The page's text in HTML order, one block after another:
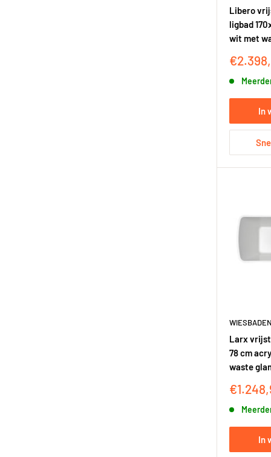
Libero
ligbad
wit met
In
WIESBADEN
Larx
78 cm
waste
In